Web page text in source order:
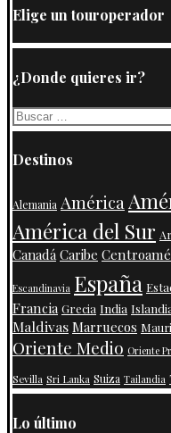
Elige un touroperador
¿Donde quieres ir?
Buscar:
Destinos
Alemania América
América del Sur
Canadá Caribe
Escandinavia España
Francia Grecia India
Maldivas Marruecos
Oriente Medio Oriente
Sevilla Sri Lanka Suiza Tailandia
Lo último